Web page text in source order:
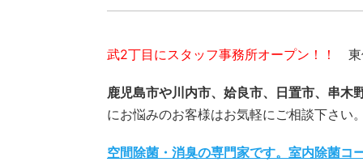
武2丁目にスタッフ事務所オープン！！ 東
鹿児島市や川内市、姶良市、日置市、串木
にお悩みのお客様はお気軽にご相談下さい
空間除菌・消臭の専門家です。室内除菌コ